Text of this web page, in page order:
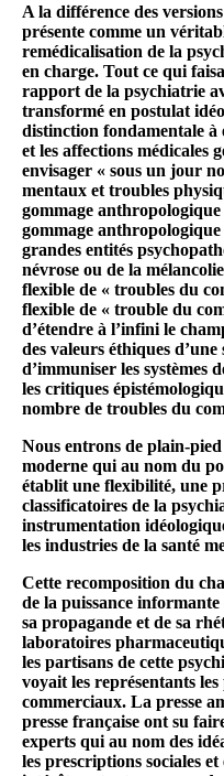
A la différence des
présente comme un
remédicalisation de la
en charge. Tout ce qui
rapport de la psychiatrie
transformé en postulat
distinction fondamentale
et les affections médicales
envisager « sous un jour
mentaux et troubles
gommage
gommage
grandes entités
névrose ou de la
flexible de « troubles du
flexible de « trouble du
d’étendre à l’infini le
des valeurs éthiques d’une
d’immuniser les systèmes
les critiques
nombre de troubles du
Nous entrons de plain-
moderne qui au nom du
établit une flexibilité, une
classificatoires de la
instrumentation
les industries de la santé
Cette recomposition du
de la puissance
sa propagande et de sa
laboratoires
les partisans de cette
voyait les représentants
commerciaux. La presse
presse française ont su
experts qui au nom des
les prescriptions sociales